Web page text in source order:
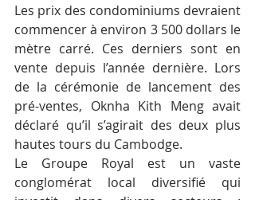
Les prix des condominiums devraient
commencer à environ 3 500 dollars le
mètre carré. Ces derniers sont en
vente depuis l’année dernière. Lors
de la cérémonie de lancement des
pré-ventes, Oknha Kith Meng avait
déclaré qu’il s’agirait des deux plus
hautes tours du Cambodge.
Le Groupe Royal est un vaste
conglomérat local diversifié qui
investit dans divers secteurs :